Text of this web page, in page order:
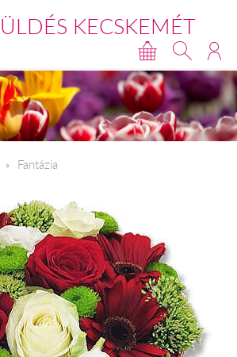
KECSKEMÉT
Fantázia